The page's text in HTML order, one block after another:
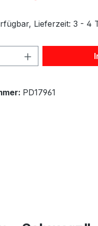
Lieferzeit: 3 - 4
Anzahl: Gib
PD17961